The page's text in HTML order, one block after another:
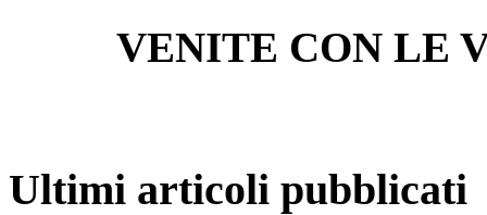
VENITE CON LE
Ultimi articoli pubblicati